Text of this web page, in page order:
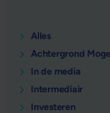
Alles
Achtergrond
In de media
Intermediair
Investeren